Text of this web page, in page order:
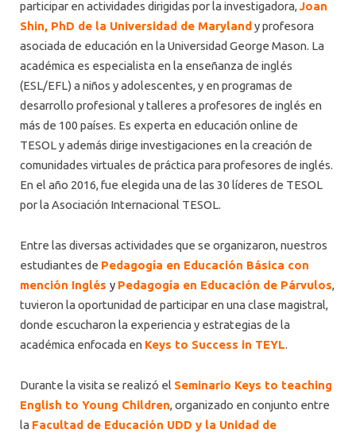
participar en actividades dirigidas por la investigadora, Joan
Shin, PhD de la Universidad de Marylandy profesora
asociada de educación en la Universidad George Mason. La
académica es especialista en la enseñanza de inglés
(ESL/EFL) a niños y adolescentes, y en programas de
desarrollo profesional y talleres a profesores de inglés en
más de 100 países. Es experta en educación online de
TESOL y además dirige investigaciones en la creación de
comunidades virtuales de práctica para profesores de inglés.
En el año 2016, fue elegida una de las 30 líderes de TESOL
por la Asociación Internacional TESOL.
Entre las diversas actividades que se organizaron, nuestros
estudiantes de Pedagogía en Educación Básica con
mención Inglés y Pedagogía en Educación de Párvulos,
tuvieron la oportunidad de participar en una clase magistral,
donde escucharon la experiencia y estrategias de la
académica enfocada en Keys to Success in TEYL.
Durante la visita se realizó el Seminario Keys to teaching
English to Young Children, organizado en conjunto entre
la Facultad de Educación UDD y la Unidad de